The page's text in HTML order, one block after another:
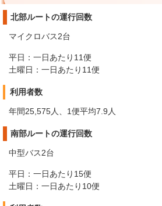
北部ルートの運行回数
マイクロバス2台
平日：一日あたり11便
土曜日：一日あたり11便
利用者数
年間25,575人、1便平均7.9人
南部ルートの運行回数
中型バス2台
平日：一日あたり15便
土曜日：一日あたり10便